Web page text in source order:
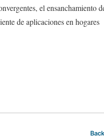
el ensanchamiento
de aplicaciones en hogares